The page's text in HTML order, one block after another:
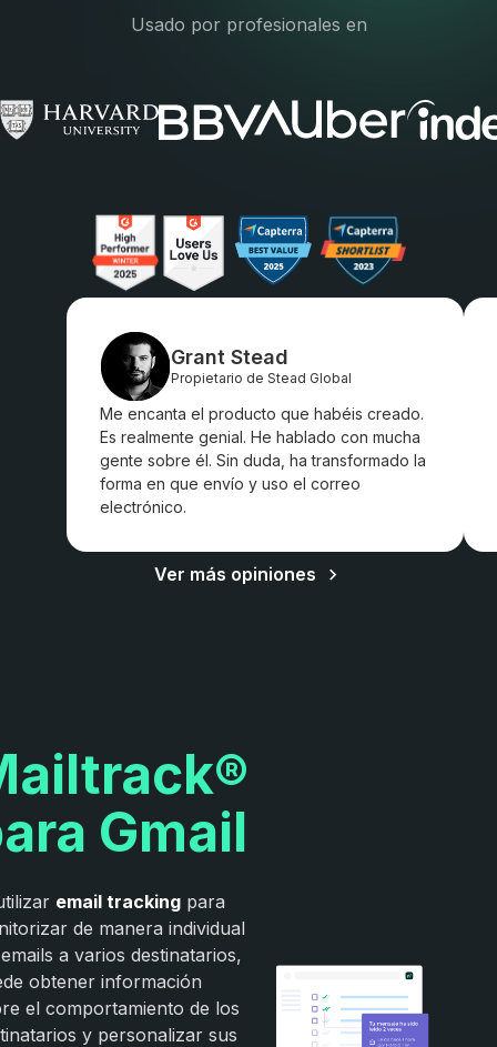
Usado por profesionales en
Grant Stead
Propietario de Stead Global
Me encanta el producto que habéis creado.
Es realmente genial. He hablado con mucha
gente sobre él. Sin duda, ha transformado la
forma en que envío y uso el correo
electrónico.
Ver más opiniones
Gmail
email tracking para
de manera individual
a varios destinatarios,
obtener información
el comportamiento de los
y personalizar sus